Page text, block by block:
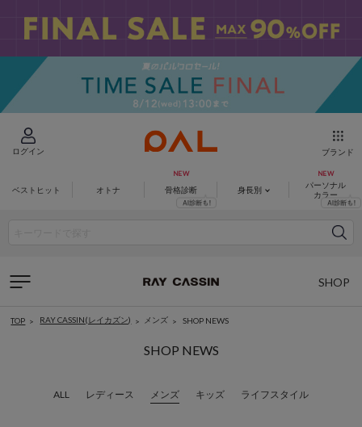
ログイン ブランド
ベストヒット オトナ 骨格診断 身長別
パーソナル
カラー
SHOP
TOP RAY CASSIN(レイカズン) メンズ SHOP NEWS
SHOP NEWS
ALL レディース メンズ キッズ ライフスタイル